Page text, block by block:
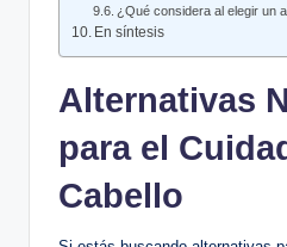
¿Qué considera al elegir un
En síntesis
Alternativas
para el
Cabello